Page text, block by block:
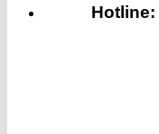
Hotline: